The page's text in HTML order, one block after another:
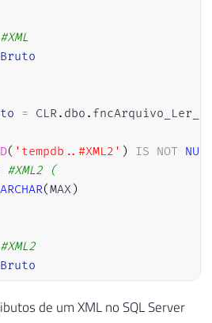
#XML
= CLR. dbo .
( 'tempdb..#XML2' ) IS NOT
#XML2 (
(MAX)
#XML2
de um XML no SQL Server